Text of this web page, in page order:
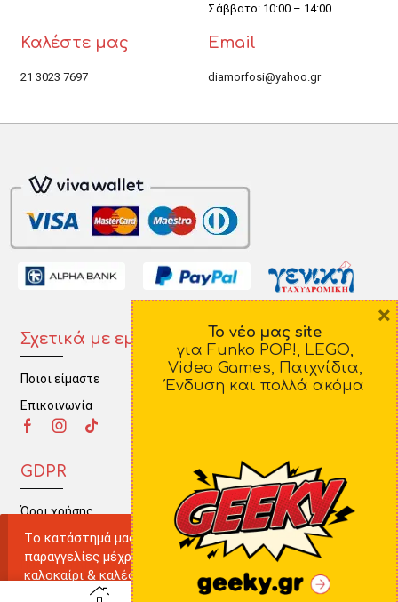
Tο κατάστημά μας δε θα πραγματοποιεί ηλεκτρονικές
παραγγελίες μέχρι την Παρασκευή 22 Αυγούστου. Καλό
καλοκαίρι & καλές διακοπές!
Σάββατο: 10:00 – 14:00
Καλέστε μας
21 3023 7697
Email
diamorfosi@yahoo.gr
Σχετικά με εμάς
Ποιοι είμαστε
Επικοινωνία
Πληροφορίες
Τρόποι Πληρωμής
GDPR
Όροι χρήσης
Ο λογαριασμός μου
Πολιτική Απορρήτου
Το νέο μας site
για Funko POP!, LEGO,
Video Games, Παιχνίδια,
Ένδυση και πολλά ακόμα
×